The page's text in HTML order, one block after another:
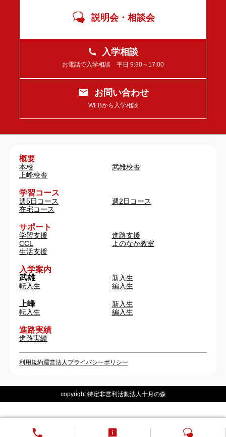
説明会・相談会
入学相談
お電話で入学相談 平日 9:30～17:00
お問い合わせ
WEBから入学相談
概要
本校
武雄校舎
上峰校舎
学習コース
週5日コース
週2日コース
在宅コース
サポート
学習支援
進路支援
CCL
よのなか教室
生活支援
入学案内
武雄
新入生
転入生
編入生
上峰
新入生
転入生
編入生
進路実績
進路実績
利用規約運営法人 プライバシーポリシー
copyright 特定非営利活動法人十月の森